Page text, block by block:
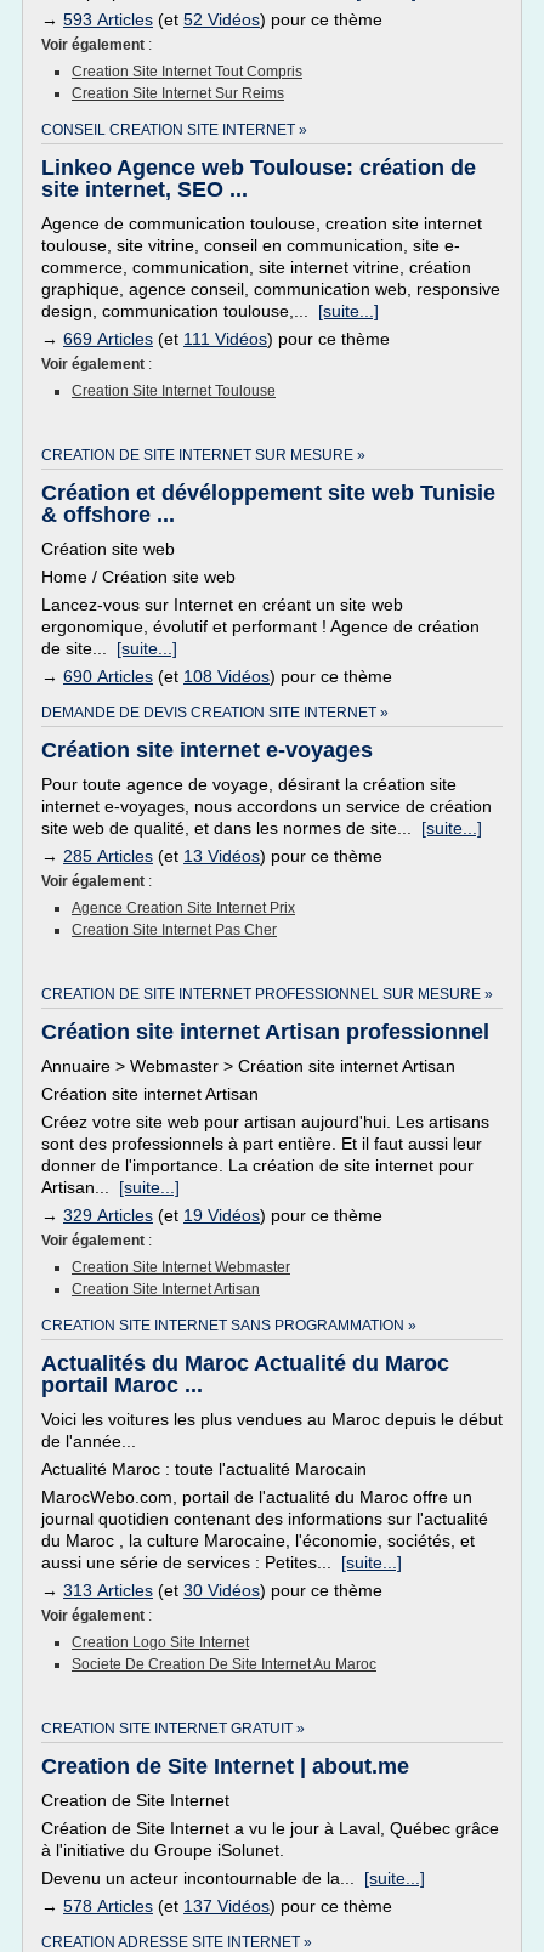
→ 593 Articles (et 52 Vidéos) pour ce thème
Voir également :
Creation Site Internet Tout Compris
Creation Site Internet Sur Reims
CONSEIL CREATION SITE INTERNET »
Linkeo Agence web Toulouse: création de
site internet, SEO ...
Agence de communication toulouse, creation site internet
toulouse, site vitrine, conseil en communication, site e-
commerce, communication, site internet vitrine, création
graphique, agence conseil, communication web, responsive
design, communication toulouse,... [suite...]
→ 669 Articles (et 111 Vidéos) pour ce thème
Voir également :
Creation Site Internet Toulouse
CREATION DE SITE INTERNET SUR MESURE »
Création et dévéloppement site web Tunisie
& offshore ...
Création site web
Home / Création site web
Lancez­-vous sur Internet en créant un site web
ergonomique, évolutif et performant ! Agence de création
de site... [suite...]
→ 690 Articles (et 108 Vidéos) pour ce thème
DEMANDE DE DEVIS CREATION SITE INTERNET »
Création site internet e-voyages
Pour toute agence de voyage, désirant la création site
internet e-voyages, nous accordons un service de création
site web de qualité, et dans les normes de site... [suite...]
→ 285 Articles (et 13 Vidéos) pour ce thème
Voir également :
Agence Creation Site Internet Prix
Creation Site Internet Pas Cher
CREATION DE SITE INTERNET PROFESSIONNEL SUR MESURE »
Création site internet Artisan professionnel
Annuaire > Webmaster > Création site internet Artisan
Création site internet Artisan
Créez votre site web pour artisan aujourd'hui. Les artisans
sont des professionnels à part entière. Et il faut aussi leur
donner de l'importance. La création de site internet pour
Artisan... [suite...]
→ 329 Articles (et 19 Vidéos) pour ce thème
Voir également :
Creation Site Internet Webmaster
Creation Site Internet Artisan
CREATION SITE INTERNET SANS PROGRAMMATION »
Actualités du Maroc Actualité du Maroc
portail Maroc ...
Voici les voitures les plus vendues au Maroc depuis le début
de l'année...
Actualité Maroc : toute l'actualité Marocain
MarocWebo.com, portail de l'actualité du Maroc offre un
journal quotidien contenant des informations sur l'actualité
du Maroc , la culture Marocaine, l'économie, sociétés, et
aussi une série de services : Petites... [suite...]
→ 313 Articles (et 30 Vidéos) pour ce thème
Voir également :
Creation Logo Site Internet
Societe De Creation De Site Internet Au Maroc
CREATION SITE INTERNET GRATUIT »
Creation de Site Internet | about.me
Creation de Site Internet
Création de Site Internet a vu le jour à Laval, Québec grâce
à l'initiative du Groupe iSolunet.
Devenu un acteur incontournable de la... [suite...]
→ 578 Articles (et 137 Vidéos) pour ce thème
CREATION ADRESSE SITE INTERNET »